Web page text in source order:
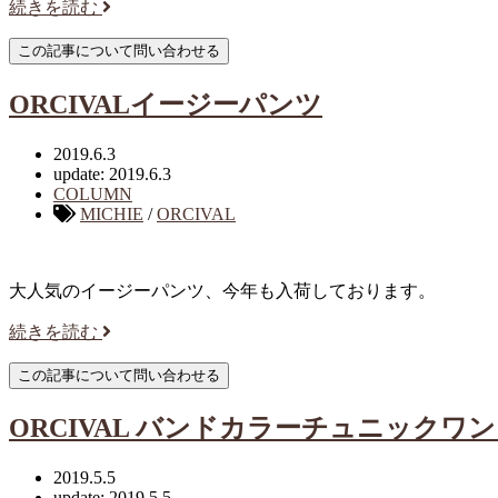
続きを読む
ORCIVALイージーパンツ
2019.6.3
update: 2019.6.3
COLUMN
MICHIE /ORCIVAL
大人気のイージーパンツ、今年も入荷しております。
続きを読む
ORCIVAL バンドカラーチュニックワ
2019.5.5